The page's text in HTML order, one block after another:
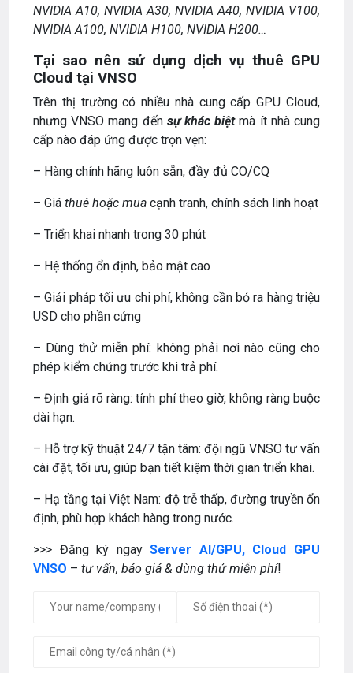
NVIDIA A10, NVIDIA A30, NVIDIA A40, NVIDIA V100,
NVIDIA A100, NVIDIA H100, NVIDIA H200…
Tại sao nên sử dụng dịch vụ thuê GPU
Cloud tại VNSO
Trên thị trường có nhiều nhà cung cấp GPU Cloud,
nhưng VNSO mang đến sự khác biệtmà ít nhà cung
cấp nào đáp ứng được trọn vẹn:
– Hàng chính hãng luôn sẵn, đầy đủ CO/CQ
– Giá thuê hoặc mua cạnh tranh, chính sách linh hoạt
– Triển khai nhanh trong 30 phút
– Hệ thống ổn định, bảo mật cao
– Giải pháp tối ưu chi phí, không cần bỏ ra hàng triệu
USD cho phần cứng
– Dùng thử miễn phí: không phải nơi nào cũng cho
phép kiểm chứng trước khi trả phí.
– Định giá rõ ràng: tính phí theo giờ, không ràng buộc
dài hạn.
– Hỗ trợ kỹ thuật 24/7 tận tâm: đội ngũ VNSO tư vấn
cài đặt, tối ưu, giúp bạn tiết kiệm thời gian triển khai.
– Hạ tầng tại Việt Nam: độ trễ thấp, đường truyền ổn
định, phù hợp khách hàng trong nước.
>>> Đăng ký ngayServer AI/GPU, Cloud GPU
VNSO – tư vấn, báo giá & dùng thử miễn phí!